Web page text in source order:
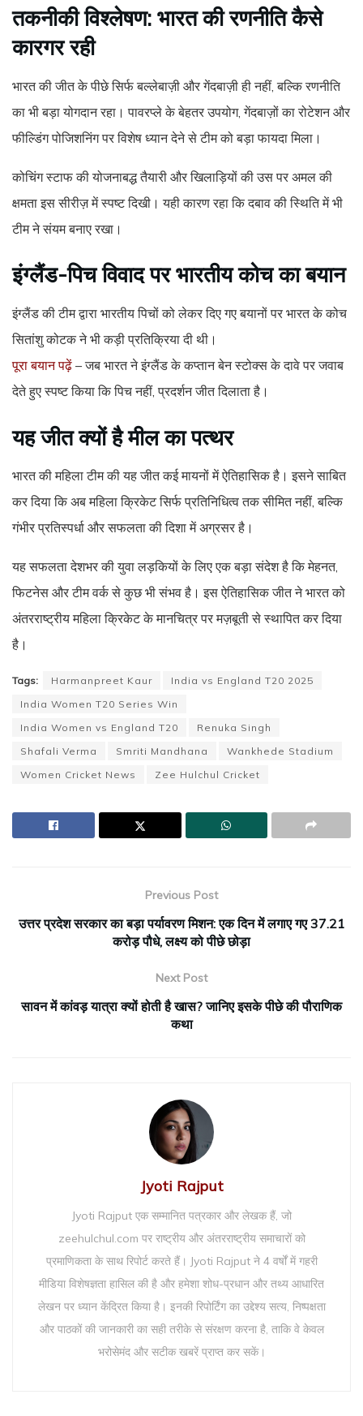
तकनीकी विश्लेषण: भारत की रणनीति कैसे
कारगर रही
भारत की जीत के पीछे सिर्फ बल्लेबाज़ी और गेंदबाज़ी ही नहीं, बल्कि रणनीति
का भी बड़ा योगदान रहा। पावरप्ले के बेहतर उपयोग, गेंदबाज़ों का रोटेशन और
फील्डिंग पोजिशनिंग पर विशेष ध्यान देने से टीम को बड़ा फायदा मिला।
कोचिंग स्टाफ की योजनाबद्ध तैयारी और खिलाड़ियों की उस पर अमल की
क्षमता इस सीरीज़ में स्पष्ट दिखी। यही कारण रहा कि दबाव की स्थिति में भी
टीम ने संयम बनाए रखा।
इंग्लैंड-पिच विवाद पर भारतीय कोच का बयान
इंग्लैंड की टीम द्वारा भारतीय पिचों को लेकर दिए गए बयानों पर भारत के कोच
सितांशु कोटक ने भी कड़ी प्रतिक्रिया दी थी।
पूरा बयान पढ़ें – जब भारत ने इंग्लैंड के कप्तान बेन स्टोक्स के दावे पर जवाब
देते हुए स्पष्ट किया कि पिच नहीं, प्रदर्शन जीत दिलाता है।
यह जीत क्यों है मील का पत्थर
भारत की महिला टीम की यह जीत कई मायनों में ऐतिहासिक है। इसने साबित
कर दिया कि अब महिला क्रिकेट सिर्फ प्रतिनिधित्व तक सीमित नहीं, बल्कि
गंभीर प्रतिस्पर्धा और सफलता की दिशा में अग्रसर है।
यह सफलता देशभर की युवा लड़कियों के लिए एक बड़ा संदेश है कि मेहनत,
फिटनेस और टीम वर्क से कुछ भी संभव है। इस ऐतिहासिक जीत ने भारत को
अंतरराष्ट्रीय महिला क्रिकेट के मानचित्र पर मज़बूती से स्थापित कर दिया
है।
Tags: Harmanpreet Kaur
India vs England T20 2025
India Women T20 Series Win
India Women vs England T20
Renuka Singh
Shafali Verma
Smriti Mandhana
Wankhede Stadium
Women Cricket News
Zee Hulchul Cricket
Previous Post
उत्तर प्रदेश सरकार का बड़ा पर्यावरण मिशन: एक दिन में लगाए गए 37.21
करोड़ पौधे, लक्ष्य को पीछे छोड़ा
Next Post
सावन में कांवड़ यात्रा क्यों होती है खास? जानिए इसके पीछे की पौराणिक
कथा
Jyoti Rajput
Jyoti Rajput एक सम्मानित पत्रकार और लेखक हैं, जो
zeehulchul.com पर राष्ट्रीय और अंतरराष्ट्रीय समाचारों को
प्रमाणिकता के साथ रिपोर्ट करते हैं। Jyoti Rajput ने 4 वर्षों में गहरी
मीडिया विशेषज्ञता हासिल की है और हमेशा शोध-प्रधान और तथ्य आधारित
लेखन पर ध्यान केंद्रित किया है। इनकी रिपोर्टिंग का उद्देश्य सत्य, निष्पक्षता
और पाठकों की जानकारी का सही तरीके से संरक्षण करना है, ताकि वे केवल
भरोसेमंद और सटीक खबरें प्राप्त कर सकें।